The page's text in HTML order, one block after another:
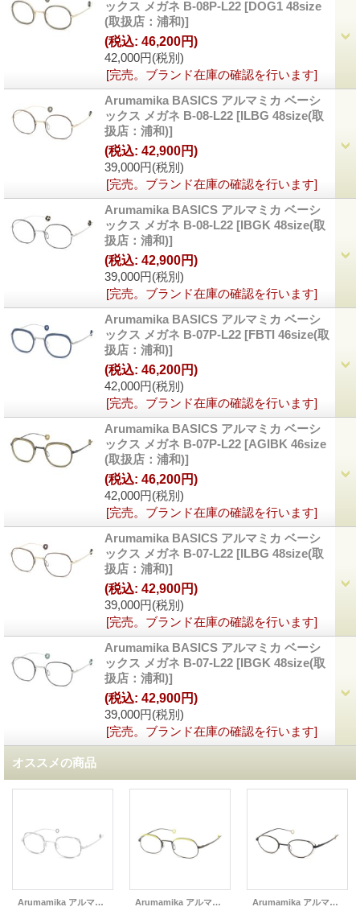
ックス メガネ B-08P-L22 [DOG1 48size
(取扱店：浦和)]
42,000円(税別)
(税込: 46,200円)
[完売。ブランド在庫の確認を行います]
Arumamika BASICS アルマミカ ベーシ
ックス メガネ B-08-L22 [ILBG 48size(取
扱店：浦和)]
39,000円(税別)
(税込: 42,900円)
[完売。ブランド在庫の確認を行います]
Arumamika BASICS アルマミカ ベーシ
ックス メガネ B-08-L22 [IBGK 48size(取
扱店：浦和)]
39,000円(税別)
(税込: 42,900円)
[完売。ブランド在庫の確認を行います]
Arumamika BASICS アルマミカ ベーシ
ックス メガネ B-07P-L22 [FBTI 46size(取
扱店：浦和)]
42,000円(税別)
(税込: 46,200円)
[完売。ブランド在庫の確認を行います]
Arumamika BASICS アルマミカ ベーシ
ックス メガネ B-07P-L22 [AGIBK 46size
(取扱店：浦和)]
42,000円(税別)
(税込: 46,200円)
[完売。ブランド在庫の確認を行います]
Arumamika BASICS アルマミカ ベーシ
ックス メガネ B-07-L22 [ILBG 48size(取
扱店：浦和)]
39,000円(税別)
(税込: 42,900円)
[完売。ブランド在庫の確認を行います]
Arumamika BASICS アルマミカ ベーシ
ックス メガネ B-07-L22 [IBGK 48size(取
扱店：浦和)]
39,000円(税別)
(税込: 42,900円)
[完売。ブランド在庫の確認を行います]
オススメの商品
Arumamika アルマミカ 2025SS メガネ LORE Arumamika アルマミカ 2025SS メガネ AM-25G Arumamika アルマミカ 最新作 メガネ AM-26E